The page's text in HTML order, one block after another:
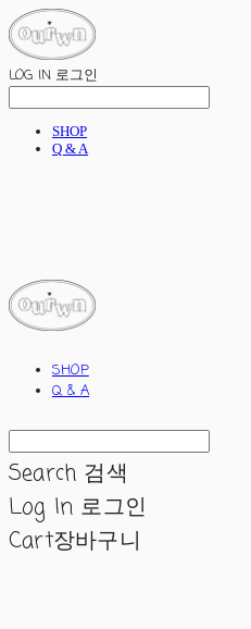
LOG IN 로그인
SHOP
Q & A
SHOP
Q & A
Search 검색
Log In 로그인
Cart장바구니